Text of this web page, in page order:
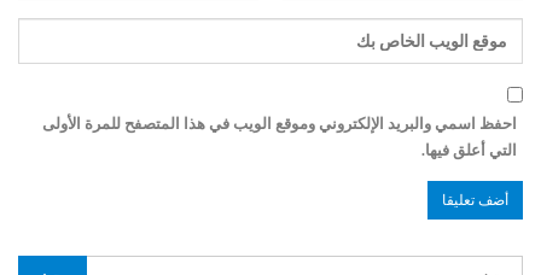
احفظ اسمي والبريد الإلكتروني وموقع الويب في هذا المتصفح للمرة الأولى
التي أعلق فيها.